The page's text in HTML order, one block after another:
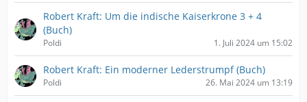
Robert Kraft: Um die indische Kaiserkrone 3 + 4
(Buch)
Poldi 1. Juli 2024 um 15:02
Robert Kraft: Ein moderner Lederstrumpf (Buch)
Poldi 26. Mai 2024 um 13:19